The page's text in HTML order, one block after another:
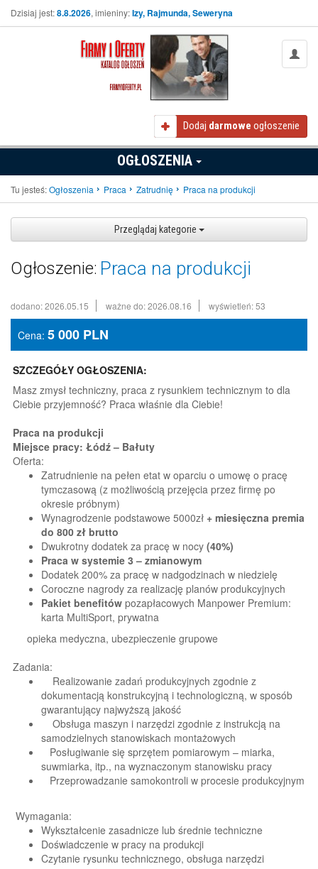
Dzisiaj jest:8.8.2026, imieniny:Izy, Rajmunda, Seweryna
Dodaj darmowe ogłoszenie
OGŁOSZENIA
Tu jesteś:Ogłoszenia Praca Zatrudnię Praca na produkcji
Przeglądaj kategorie
Ogłoszenie: Praca na produkcji
dodano: 2026.05.15 ważne do: 2026.08.16 wyświetleń: 53
Cena: 5 000 PLN
SZCZEGÓŁY OGŁOSZENIA:
Masz zmysł techniczny, praca z rysunkiem technicznym to dla
Ciebie przyjemność? Praca właśnie dla Ciebie!
Praca na produkcji
Miejsce pracy: Łódź – Bałuty
Oferta:
Zatrudnienie na pełen etat w oparciu o umowę o pracę
tymczasową (z możliwością przejęcia przez firmę po
okresie próbnym)
Wynagrodzenie podstawowe 5000zł + miesięczna premia
do 800 zł brutto
Dwukrotny dodatek za pracę w nocy (40%)
Praca w systemie 3 – zmianowym
Dodatek 200% za pracę w nadgodzinach w niedzielę
Coroczne nagrody za realizację planów produkcyjnych
Pakiet benefitów pozapłacowych Manpower Premium:
karta MultiSport, prywatna
opieka medyczna, ubezpieczenie grupowe
Zadania:
Realizowanie zadań produkcyjnych zgodnie z
dokumentacją konstrukcyjną i technologiczną, w sposób
gwarantujący najwyższą jakość
Obsługa maszyn i narzędzi zgodnie z instrukcją na
samodzielnych stanowiskach montażowych
Posługiwanie się sprzętem pomiarowym – miarka,
suwmiarka, itp., na wyznaczonym stanowisku pracy
Przeprowadzanie samokontroli w procesie produkcyjnym
Wymagania:
Wykształcenie zasadnicze lub średnie techniczne
Doświadczenie w pracy na produkcji
Czytanie rysunku technicznego, obsługa narzędzi